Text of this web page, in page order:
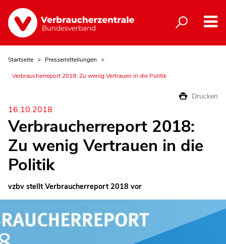
Startseite
Pressemitteilungen
Verbraucherreport 2018: Zu wenig Vertrauen in die Politik
Drucken
16.10.2018
Verbraucherreport 2018:
Zu wenig Vertrauen in die
Politik
vzbv stellt Verbraucherreport 2018 vor